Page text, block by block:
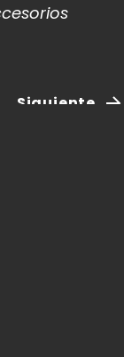
Siguiente